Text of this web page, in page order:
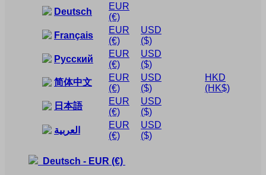
Deutsch
EUR
(€)
Français
EUR
(€)
USD
($)
Русский
EUR
(€)
USD
($)
简体中文
EUR
(€)
USD
($)
HKD
(HK$)
日本語
EUR
(€)
USD
($)
العربية
EUR
(€)
USD
($)
Deutsch - EUR (€)